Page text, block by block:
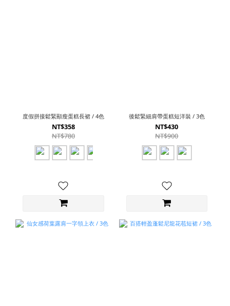
度假拼接鬆緊顯瘦蛋糕長裙 / 4色
NT$358
NT$780
後鬆緊細肩帶蛋糕短洋裝 / 3色
NT$430
NT$900